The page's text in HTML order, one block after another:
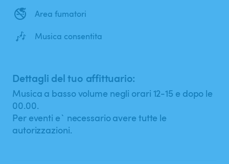
🚭 Area fumatori
🎶 Musica consentita
Dettagli del tuo affittuario:
Musica a basso volume negli orari 12-15 e dopo le
00.00.
Per eventi e` necessario avere tutte le
autorizzazioni.